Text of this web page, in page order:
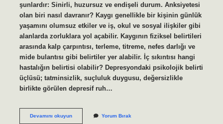
şunlardır: Sinirli, huzursuz ve endişeli durum. Anksiyetesi
olan biri nasıl davranır? Kaygı genellikle bir kişinin günlük
yaşamını olumsuz etkiler ve iş, okul ve sosyal ilişkiler gibi
alanlarda zorluklara yol açabilir. Kaygının fiziksel belirtileri
arasında kalp çarpıntısı, terleme, titreme, nefes darlığı ve
mide bulantısı gibi belirtiler yer alabilir. İç sıkıntısı hangi
hastalığın belirtisi olabilir? Depresyondaki psikolojik belirti
üçlüsü; tatminsizlik, suçluluk duygusu, değersizlikle
birlikte görülen depresif ruh…
Devamını okuyunAnksiyete
Yorum Bırak